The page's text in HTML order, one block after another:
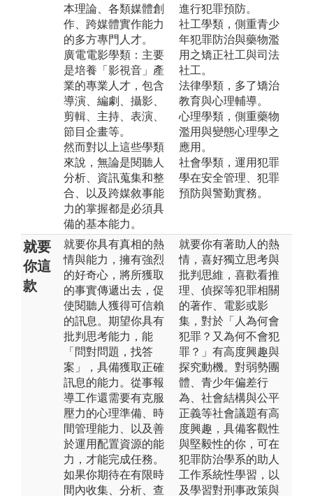
本理論、各類媒體創
作、跨媒體實作能力
的多方專門人才。
廣電電影學類：主要
是培養「影視音」產
業的專業人才，包含
導演、編劇、攝影、
剪輯、主持、表演、
節目企畫等。
然而對以上這些學類
來說，無論是閱聽人
分析、資訊蒐集和整
合、以及跨媒敘事能
力的掌握都是必須具
備的基本能力。
進行犯罪預防。
社工學類，側重青少
年犯罪防治與藥物濫
用之矯正社工與司法
社工。
法律學類，多了矯治
教育與心理輔導。
心理學類，側重藥物
濫用與變態心理學之
應用。
社會學類，運用犯罪
學在安全管理、犯罪
預防與警勤實務。
就要
你這
款
就要你具有真相的熱
情與能力，擁有強烈
的好奇心，將所獲取
的事實傳遞出去，促
使閱聽人獲得可信賴
的訊息。期望你具有
批判思考能力，能
「問對問題，找答
案」，具備獲取正確
訊息的能力。從事報
導工作還需要有克服
壓力的心理準備、時
間管理能力、以及善
於運用配置資源的能
力，才能完成任務。
如果你期待在有限時
間內收集、分析、查
就要你有著助人的熱
情，喜好獨立思考與
批判思維，喜歡看推
理、偵探等犯罪相關
的著作、電影或影
集，對於「人為何會
犯罪？又為何不會犯
罪？」有高度興趣與
探究動機。對弱勢團
體、青少年偏差行
為、社會結構與公平
正義等社會議題有高
度興趣，具備客觀性
與堅毅性的你，可在
犯罪防治學系的助人
工作系統性學習，以
及學習對刑事政策與